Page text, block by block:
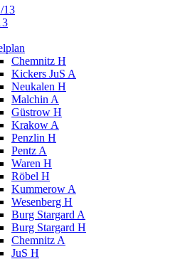
13
Chemnitz H
Kickers JuS A
Neukalen H
Malchin A
Güstrow H
Krakow A
Penzlin H
Pentz A
Waren H
Röbel H
Kummerow A
Wesenberg H
Burg Stargard A
Burg Stargard H
Chemnitz A
JuS H